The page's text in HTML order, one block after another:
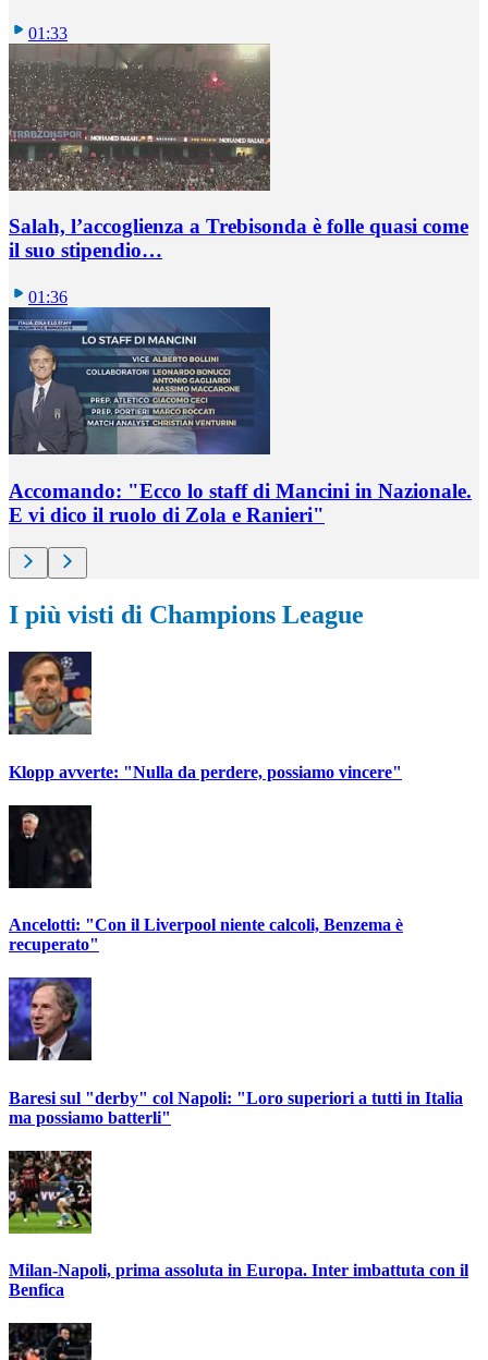
01:33
Salah, l’accoglienza a Trebisonda è folle quasi come
il suo stipendio…
01:36
Accomando: "Ecco lo staff di Mancini in Nazionale.
E vi dico il ruolo di Zola e Ranieri"
I più visti di Champions League
Klopp avverte: "Nulla da perdere, possiamo vincere"
Ancelotti: "Con il Liverpool niente calcoli, Benzema è
recuperato"
Baresi sul "derby" col Napoli: "Loro superiori a tutti in Italia
ma possiamo batterli"
Milan-Napoli, prima assoluta in Europa. Inter imbattuta con il
Benfica